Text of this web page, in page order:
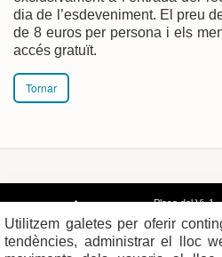
dia de l’esdeveniment. El preu
de 8 euros per persona i els
accés gratuït.
Tornar
Plaça del Vi, 1
Tel. 972 419
Utilitzem galetes per oferir
tendències, administrar el lloc